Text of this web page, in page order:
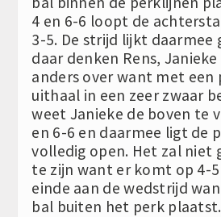
4 en 6-6 loopt de
3-5. De strijd lijkt daarmee
daar denken Rens,
anders over want met een
uithaal in een zeer zwaar
weet Janieke de boven te
en 6-6 en daarmee ligt de
volledig open. Het zal niet
te zijn want er komt op 4-5
einde aan de wedstrijd
bal buiten het perk plaatst.